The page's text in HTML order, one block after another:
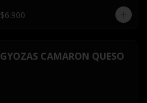
$6.900
GYOZAS CAMARON QUESO